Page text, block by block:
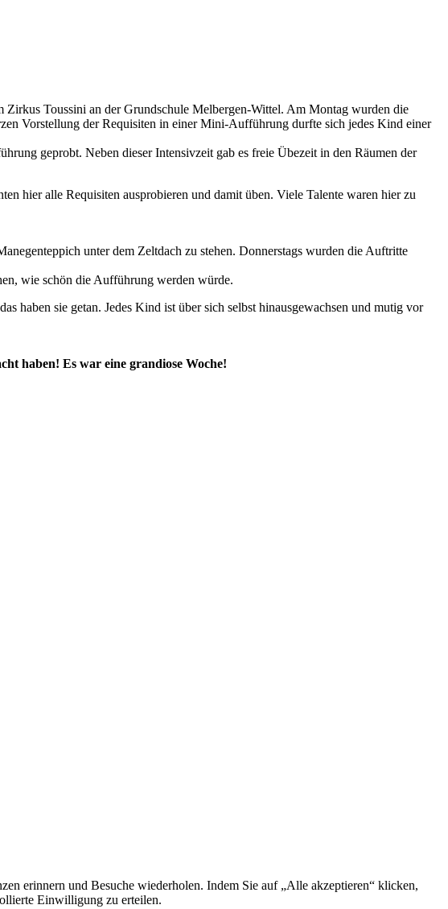
Zirkus Toussini an der Grundschule Melbergen-Wittel. Am Montag wurden die
Vorstellung der Requisiten in einer Mini-Aufführung durfte sich jedes Kind einer
geprobt. Neben dieser Intensivzeit gab es freie Übezeit in den Räumen der
hier alle Requisiten ausprobieren und damit üben. Viele Talente waren hier zu
unter dem Zeltdach zu stehen. Donnerstags wurden die Auftritte
wie schön die Aufführung werden würde.
haben sie getan. Jedes Kind ist über sich selbst hinausgewachsen und mutig vor
haben! Es war eine grandiose Woche!
erinnern und Besuche wiederholen. Indem Sie auf „Alle akzeptieren“ klicken,
Einwilligung zu erteilen.